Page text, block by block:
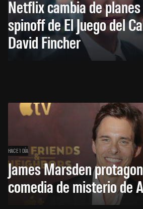
Netflix cambia de
spinoff de El Juego del
David Fincher
HACE 1 DÍA
James Marsden
comedia de misterio de